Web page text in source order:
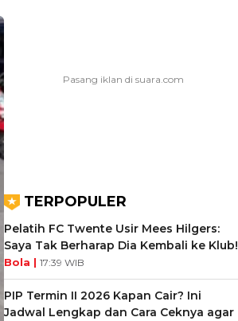
TERPOPULER
Pelatih FC Twente Usir Mees Hilgers:
Saya Tak Berharap Dia Kembali ke Klub!
Bola | 17:39 WIB
PIP Termin II 2026 Kapan Cair? Ini
Jadwal Lengkap dan Cara Ceknya agar